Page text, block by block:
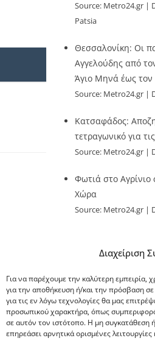
Διαχείριση
Για να παρέχουμε την καλύτερη εμπειρία,
για την αποθήκευση ή/και την πρόσβαση
για τις εν λόγω τεχνολογίες θα μας
προσωπικού χαρακτήρα, όπως
σε αυτόν τον ιστότοπο. Η μη συγκατάθεση
επηρεάσει αρνητικά ορισμένες
Source: Metro24.gr
Patsia
Θεσσαλονίκη: Οι
Αγγελούδης από
Άγιο Μηνά έως τον
Source: Metro24.gr
Κατσαφάδος:
τετραγωνικό για
Source: Metro24.gr
Φωτιά στο
Χώρα
Source: Metro24.gr